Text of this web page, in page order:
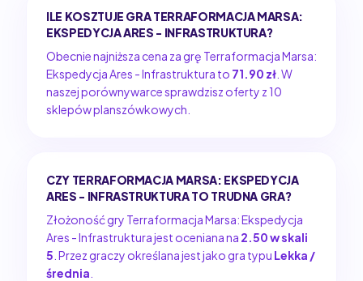
ILE KOSZTUJE GRA TERRAFORMACJA MARSA:
EKSPEDYCJA ARES - INFRASTRUKTURA?
Obecnie najniższa cena za grę Terraformacja Marsa:
Ekspedycja Ares - Infrastruktura to 71.90 zł . W
naszej porównywarce sprawdzisz oferty z 10
sklepów planszówkowych.
CZY TERRAFORMACJA MARSA: EKSPEDYCJA
ARES - INFRASTRUKTURA TO TRUDNA GRA?
Złożoność gry Terraformacja Marsa: Ekspedycja
Ares - Infrastruktura jest oceniana na 2.50 w skali
5 . Przez graczy określana jest jako gra typu Lekka /
średnia